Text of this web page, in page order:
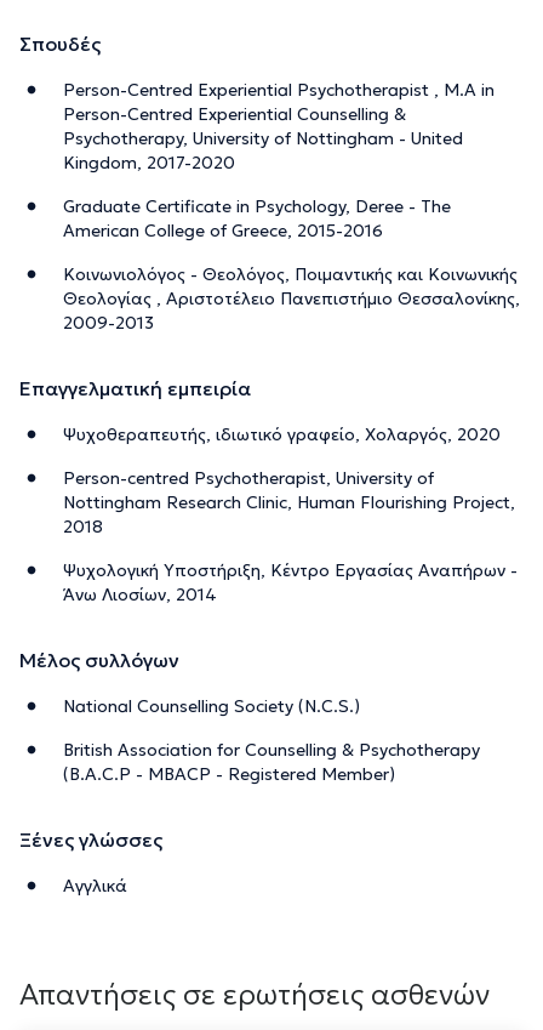
Σπουδές
Person-Centred Experiential Psychotherapist , M.A in
Person-Centred Experiential Counselling &
Psychotherapy, University of Nottingham - United
Kingdom, 2017-2020
Graduate Certificate in Psychology, Deree - The
American College of Greece, 2015-2016
Κοινωνιολόγος - Θεολόγος, Ποιμαντικής και Κοινωνικής
Θεολογίας , Αριστοτέλειο Πανεπιστήμιο Θεσσαλονίκης,
2009-2013
Επαγγελματική εμπειρία
Ψυχοθεραπευτής, ιδιωτικό γραφείο, Χολαργός, 2020
Person-centred Psychotherapist, University of
Nottingham Research Clinic, Human Flourishing Project,
2018
Ψυχολογική Υποστήριξη, Κέντρο Εργασίας Αναπήρων -
Άνω Λιοσίων, 2014
Μέλος συλλόγων
National Counselling Society (N.C.S.)
British Association for Counselling & Psychotherapy
(B.A.C.P - MBACP - Registered Member)
Ξένες γλώσσες
Αγγλικά
Απαντήσεις σε ερωτήσεις ασθενών